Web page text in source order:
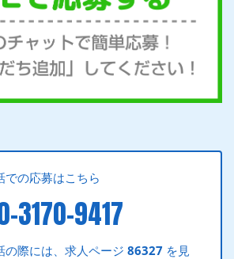
での応募はこちら
3170-9417
の際には、求人ページ86327 を見